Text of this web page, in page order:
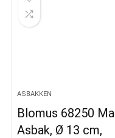
ASBAKKEN
Blomus 68250
Asbak, Ø 13 cm,